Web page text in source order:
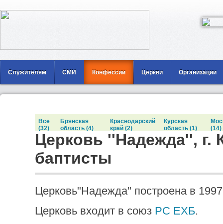
Служителям СМИ Конфессии Церкви Организации
Все
(32)
Брянская
область (4)
Краснодарский
край (2)
Курская
область (1)
(14)
Церковь ''Надежда'', г.
баптисты
Церковь"Надежда" построена в 1997
Церковь входит в союз РС ЕХБ.